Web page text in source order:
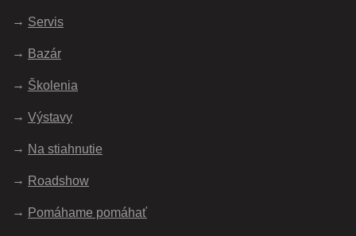
Servis
Bazár
Školenia
Výstavy
Na stiahnutie
Roadshow
Pomáhame pomáhať